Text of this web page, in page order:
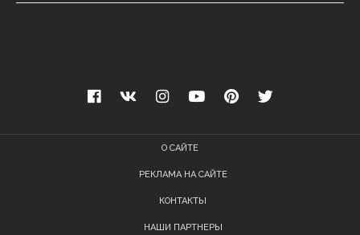
О САЙТЕ
РЕКЛАМА НА САЙТЕ
КОНТАКТЫ
НАШИ ПАРТНЕРЫ